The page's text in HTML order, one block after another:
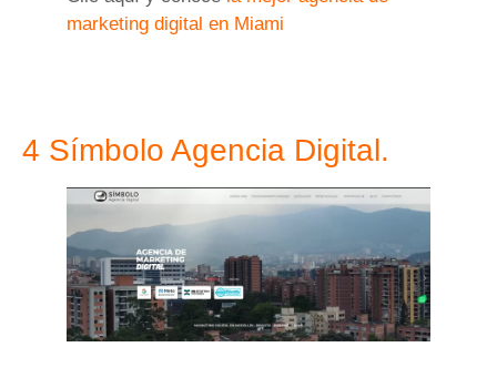
marketing digital en Miami
4 Símbolo Agencia Digital.